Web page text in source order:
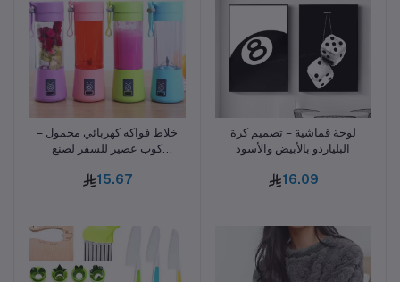
أضف للسلة
خلاط فواكه كهربائي محمول –
كوب عصير للسفر لصنع
في أي وقت
15.67
أضف للسلة
لوحة قماشية – تصميم كرة
البلياردو بالأبيض والأسود
16.09